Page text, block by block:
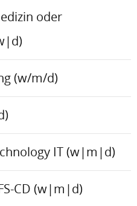
oder
(w/m/d)
IT (w|m|d)
CD (w|m|d)